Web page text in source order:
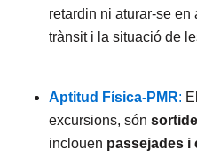
retardin ni aturar-se en
trànsit i la situació de
Aptitud Física-PMR:
excursions, són
inclouen passejades i